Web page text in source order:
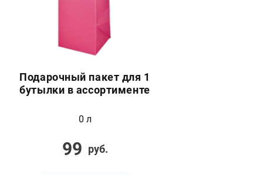
Подарочный пакет для 1
бутылки в ассортименте
0 л
99 руб.